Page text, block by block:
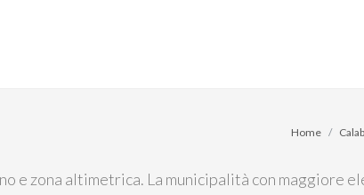
e zona altimetrica. La municipalità con maggiore
Home